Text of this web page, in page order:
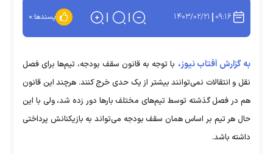
۰۹:۱۶ ۱۴۰۳/۰۲/۲۱ پسندها:۰
به گزارش آفتاب نیوز، با توجه به قانون سقف بودجه، تیم‌ها برای فصل
نقل و انتقالات نمی‌توانند بیشتر از یک حدی خرج کنند. هرچند این قانون
هم در فصل گذشته توسط تیم‌های مختلف بار‌ها دور زده شد، ولی با این
حال هر تیم بر اساس همان سقف بودجه می‌تواند به بازیکنانش پرداختی
داشته باشد.